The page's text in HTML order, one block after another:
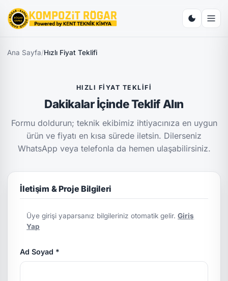
Ana Sayfa/Hızlı Fiyat Teklifi
HIZLI FIYAT TEKLIFI
Dakikalar İçinde Teklif Alın
Formu doldurun; teknik ekibimiz ihtiyacınıza en uygun
ürün ve fiyatı en kısa sürede iletsin. Dilerseniz
WhatsApp veya telefonla da hemen ulaşabilirsiniz.
İletişim & Proje Bilgileri
Üye girişi yaparsanız bilgileriniz otomatik gelir.Giriş
Yap
Ad Soyad *